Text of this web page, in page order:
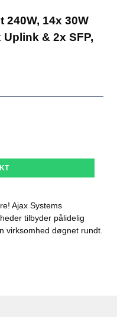
240W, 14x 30W
Uplink & 2x SFP,
Ajax Systems
tilbyder pålidelig
virksomhed døgnet rundt.